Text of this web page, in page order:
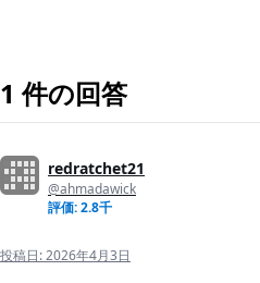
1 件の回答
redratchet21
@ahmadawick
評価: 2.8千
投稿日:2026年4月3日